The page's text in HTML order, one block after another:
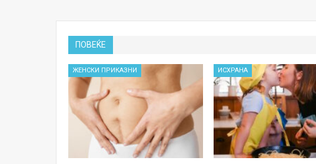
ПОВЕЌЕ
ЖЕНСКИ ПРИКАЗНИ ИСХРАНА